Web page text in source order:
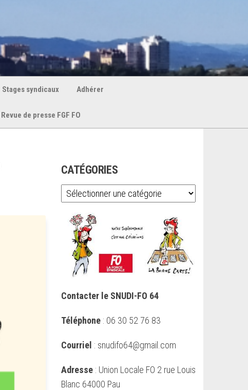
Stages syndicaux Adhérer
Revue de presse FGF FO
CATÉGORIES
Catégories
Contacter le SNUDI-FO 64
Téléphone: 06 30 52 76 83
Courriel : snudifo64@gmail.com
Adresse : Union Locale FO 2 rue Louis
Blanc 64000 Pau